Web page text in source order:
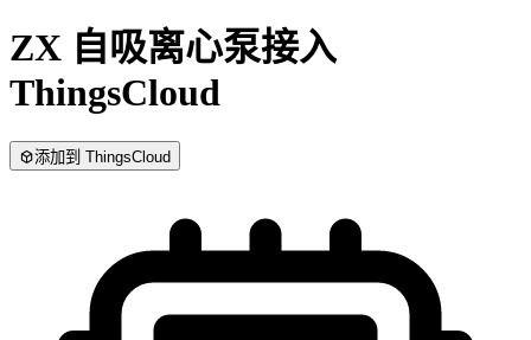
ZX 自吸离心泵接入
ThingsCloud
添加到 ThingsCloud